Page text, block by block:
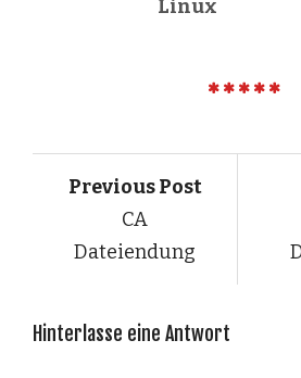
Linux
Previous Post
CA
Dateiendung
Hinterlasse eine Antwort